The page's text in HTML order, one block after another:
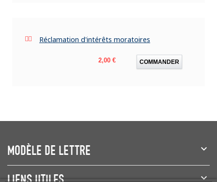
Réclamation d'intérêts moratoires
Prix
2,00 € COMMANDER
MODÈLE DE LETTRE